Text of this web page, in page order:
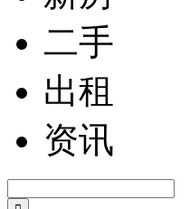
二手
出租
资讯